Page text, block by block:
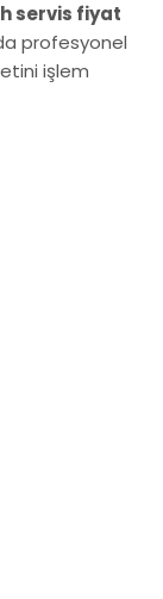
servis fiyat
profesyonel
işlem